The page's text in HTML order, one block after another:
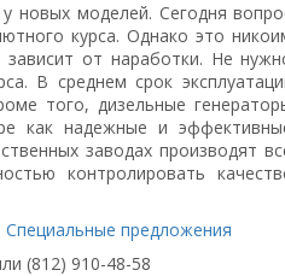
новых моделей. Сегодня
курса. Однако это
от наработки. Не
В среднем срок
того, дизельные
как надежные и
заводах производят
контролировать
Специальные предложения
(812) 910-48-58